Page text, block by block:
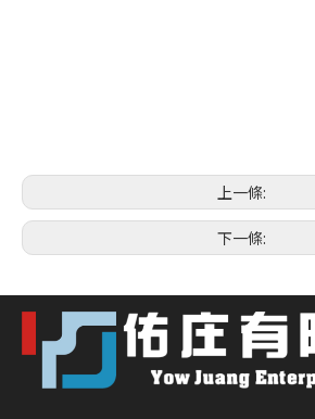
上一條:
下一條: